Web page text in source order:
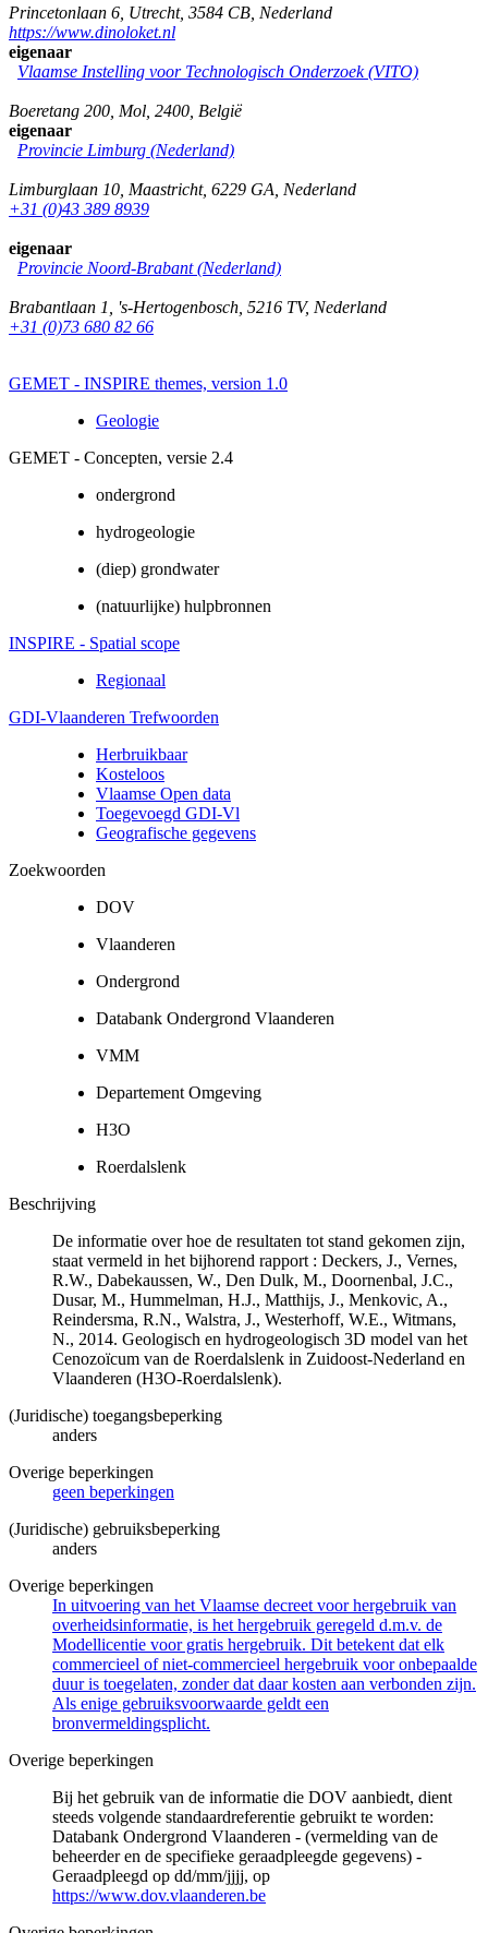
Princetonlaan 6 Utrecht, 3584 CB Nederland
https://www.dinoloket.nl
eigenaar
Vlaamse Instelling voor Technologisch Onderzoek (VITO)
Boeretang 200 Mol 2400 België
eigenaar
Provincie Limburg (Nederland)
Limburglaan 10 Maastricht, 6229 GA Nederland
+31 (0)43 389 8939
eigenaar
Provincie Noord-Brabant (Nederland)
Brabantlaan 1 's-Hertogenbosch 5216 TV, Nederland
+31 (0)73 680 82 66
GEMET - INSPIRE themes, version 1.0
Geologie
GEMET - Concepten, versie 2.4
ondergrond
hydrogeologie
(diep) grondwater
(natuurlijke) hulpbronnen
INSPIRE - Spatial scope
Regionaal
GDI-Vlaanderen Trefwoorden
Herbruikbaar
Kosteloos
Vlaamse Open data
Toegevoegd GDI-Vl
Geografische gegevens
Zoekwoorden
DOV
Vlaanderen
Ondergrond
Databank Ondergrond Vlaanderen
VMM
Departement Omgeving
H3O
Roerdalslenk
Beschrijving
De informatie over hoe de resultaten tot stand gekomen zijn,
staat vermeld in het bijhorend rapport : Deckers, J., Vernes,
R.W., Dabekaussen, W., Den Dulk, M., Doornenbal, J.C.,
Dusar, M., Hummelman, H.J., Matthijs, J., Menkovic, A.,
Reindersma, R.N., Walstra, J., Westerhoff, W.E., Witmans,
N., 2014. Geologisch en hydrogeologisch 3D model van het
Cenozoïcum van de Roerdalslenk in Zuidoost-Nederland en
Vlaanderen (H3O-Roerdalslenk).
(Juridische) toegangsbeperking
anders
Overige beperkingen
geen beperkingen
(Juridische) gebruiksbeperking
anders
Overige beperkingen
In uitvoering van het Vlaamse decreet voor hergebruik van
overheidsinformatie, is het hergebruik geregeld d.m.v. de
Modellicentie voor gratis hergebruik. Dit betekent dat elk
commercieel of niet-commercieel hergebruik voor onbepaalde
duur is toegelaten, zonder dat daar kosten aan verbonden zijn.
Als enige gebruiksvoorwaarde geldt een
bronvermeldingsplicht.
Overige beperkingen
Bij het gebruik van de informatie die DOV aanbiedt, dient
steeds volgende standaardreferentie gebruikt te worden:
Databank Ondergrond Vlaanderen - (vermelding van de
beheerder en de specifieke geraadpleegde gegevens) -
Geraadpleegd op dd/mm/jjjj, op
https://www.dov.vlaanderen.be